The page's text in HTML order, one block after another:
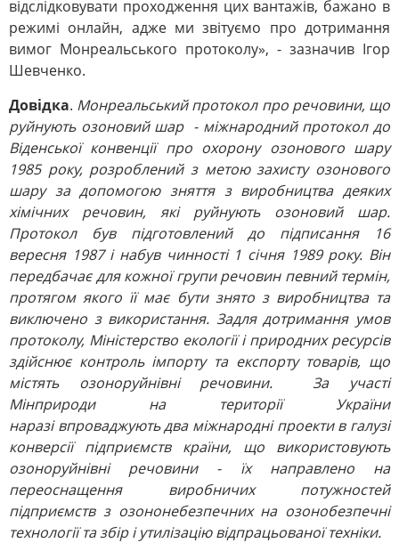
відслідковувати проходження цих вантажів, бажано в
режимі онлайн, адже ми звітуємо про дотримання
вимог Монреальського протоколу», - зазначив Ігор
Шевченко.
Довідка. Монреальський протокол про речовини, що
руйнують озоновий шар - міжнародний протокол до
Віденської конвенції про охорону озонового шару
1985 року, розроблений з метою захисту озонового
шару за допомогою зняття з виробництва деяких
хімічних речовин, які руйнують озоновий шар.
Протокол був підготовлений до підписання 16
вересня 1987 і набув чинності 1 січня 1989 року. Він
передбачає для кожної групи речовин певний термін,
протягом якого її має бути знято з виробництва та
виключено з використання. Задля дотримання умов
протоколу, Міністерство екології і природних ресурсів
здійснює контроль імпорту та експорту товарів, що
містять озоноруйнівні речовини. За участі
Мінприроди на території України
наразі впроваджують два міжнародні проекти в галузі
конверсії підприємств країни, що використовують
озоноруйнівні речовини - їх направлено на
переоснащення виробничих потужностей
підприємств з озононебезпечних на озонобезпечні
технології та збір і утилізацію відпрацьованої техніки.